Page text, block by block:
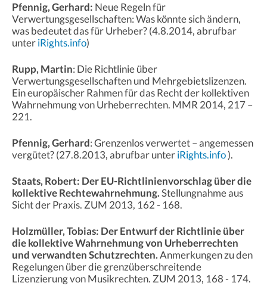
Pfennig, Gerhard: Neue Regeln für
Verwertungsgesellschaften: Was könnte sich ändern,
was bedeutet das für Urheber? (4.8.2014, abrufbar
unteriRights.info)
Rupp, Martin: Die Richtlinie über
Verwertungsgesellschaften und Mehrgebietslizenzen.
Ein europäischer Rahmen für das Recht der kollektiven
Wahrnehmung von Urheberrechten. MMR 2014, 217 –
221.
Pfennig, Gerhard: Grenzenlos verwertet – angemessen
vergütet? (27.8.2013, abrufbar unteriRights.info).
Staats, Robert: Der EU-Richtlinienvorschlag über die
kollektive Rechtewahrnehmung.Stellungnahme aus
Sicht der Praxis. ZUM 2013, 162 - 168.
Holzmüller, Tobias: Der Entwurf der Richtlinie über
die kollektive Wahrnehmung von Urheberrechten
und verwandten Schutzrechten.Anmerkungen zu den
Regelungen über die grenzüberschreitende
Lizenzierung von Musikrechten. ZUM 2013, 168 - 174.